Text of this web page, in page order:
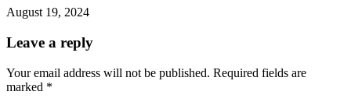
August 19, 2024
Leave a reply
Your email address will not be published. Required fields are
marked *